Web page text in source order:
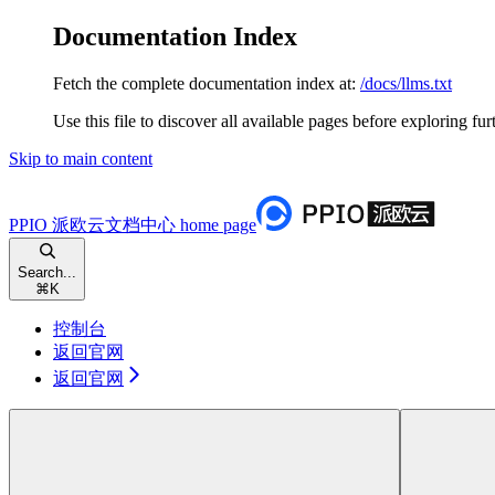
Documentation Index
Fetch the complete documentation index at: /docs/llms.txt
Use this file to discover all available pages before exploring
Skip to main content
PPIO 派欧云文档中心 home page
Search...
⌘ K
控制台
返回官网
返回官网